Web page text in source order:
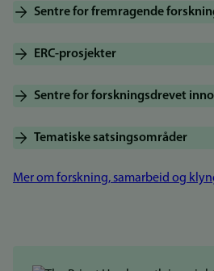
Sentre for fremragende
ERC-prosjekter
Sentre for forskningsdrevet
Tematiske satsingsområder
Mer om forskning, samarbeid og